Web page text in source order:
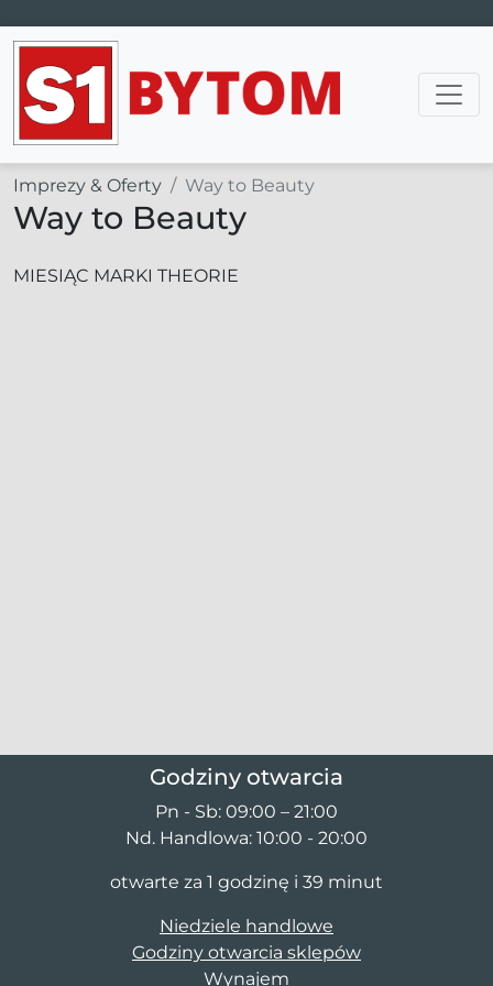
Main Navigation
Imprezy & Oferty Way to Beauty
Way to Beauty
MIESIĄC MARKI THEORIE
Godziny otwarcia
Pn - Sb: 09:00 – 21:00
Nd. Handlowa: 10:00 - 20:00
otwarte za 1 godzinę i 39 minut
Niedziele handlowe
Godziny otwarcia sklepów
Wynajem